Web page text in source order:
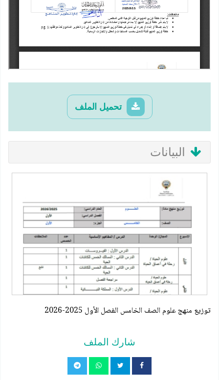
تحميل الملف
البيانات
توزيع منهج علوم الصف الخامس الفصل الأول 2025-2026
شارك الملف